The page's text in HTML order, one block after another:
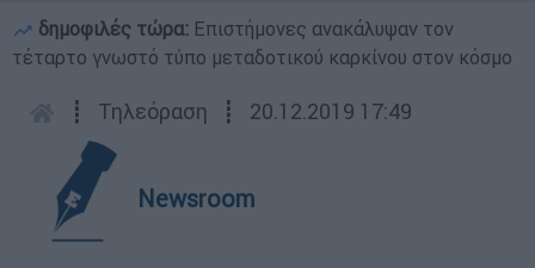
δημοφιλές τώρα: Επιστήμονες ανακάλυψαν τον
τέταρτο γνωστό τύπο μεταδοτικού καρκίνου στον κόσμο
┋ Τηλεόραση ┋ 20.12.2019 17:49
Newsroom